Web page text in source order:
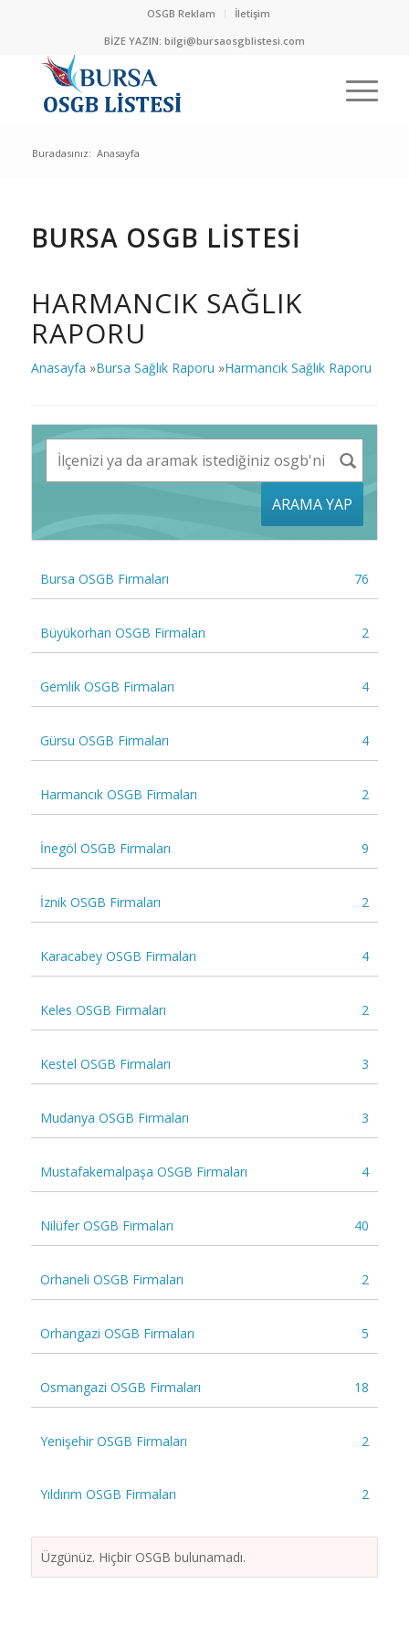
OSGB Reklam
İletişim
BİZE YAZIN: bilgi@bursaosgblistesi.com
Buradasınız: Anasayfa
BURSA OSGB LİSTESİ
HARMANCIK SAĞLIK
RAPORU
Anasayfa »Bursa Sağlık Raporu »Harmancık Sağlık Raporu
ARAMA YAP
Bursa OSGB Firmaları 76
Büyükorhan OSGB Firmaları 2
Gemlik OSGB Firmaları 4
Gürsu OSGB Firmaları 4
Harmancık OSGB Firmaları 2
İnegöl OSGB Firmaları 9
İznik OSGB Firmaları 2
Karacabey OSGB Firmaları 4
Keles OSGB Firmaları 2
Kestel OSGB Firmaları 3
Mudanya OSGB Firmaları 3
Mustafakemalpaşa OSGB Firmaları 4
Nilüfer OSGB Firmaları 40
Orhaneli OSGB Firmaları 2
Orhangazi OSGB Firmaları 5
Osmangazi OSGB Firmaları 18
Yenişehir OSGB Firmaları 2
Yıldırım OSGB Firmaları 2
Üzgünüz. Hiçbir OSGB bulunamadı.